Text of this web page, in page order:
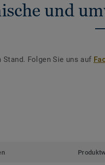
und
Folgen Sie uns auf